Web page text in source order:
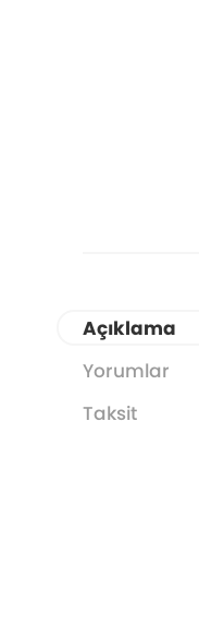
Açıklama
Yorumlar
Taksit